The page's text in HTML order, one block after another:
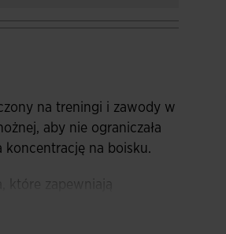
na treningi i zawody w
aby nie ograniczała
koncentrację na boisku.
które zapewniają